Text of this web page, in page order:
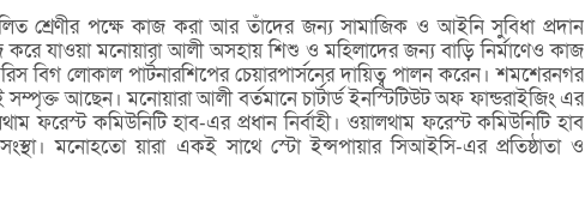
শ্রেণীর পক্ষে কাজ করা আর তাঁদের জন্য সামাজিক ও আইনি সুবিধা প্রদান
করে যাওয়া মনোয়ারা আলী অসহায় শিশু ও মহিলাদের জন্য বাড়ি নির্মাণেও কাজ
বিগ লোকাল পার্টনারশিপের চেয়ারপার্সনের দায়িত্ব পালন করেন। শমশেরনগর
আছেন। মনোয়ারা আলী বর্তমানে চার্টার্ড ইনস্টিটিউট অফ ফান্ডরাইজিং এর
ফরেস্ট কমিউনিটি হাব-এর প্রধান নির্বাহী। ওয়ালথাম ফরেস্ট কমিউনিটি হাব
সংস্থা। মনোহতো য়ারা একই সাথে স্টো ইন্সপায়ার সিআইসি-এর প্রতিষ্ঠাতা ও